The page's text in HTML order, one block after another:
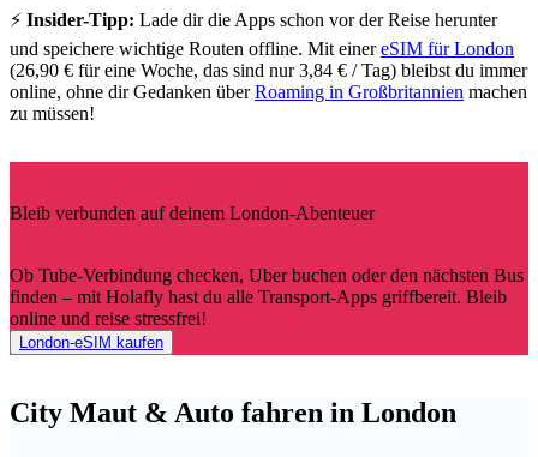
⚡ Insider-Tipp: Lade dir die Apps schon vor der Reise herunter
und speichere wichtige Routen offline. Mit einereSIM für London
(26,90 € für eine Woche, das sind nur 3,84 € / Tag) bleibst du immer
online, ohne dir Gedanken überRoaming in Großbritannien machen
zu müssen!
Bleib verbunden auf deinem London-Abenteuer
Ob Tube-Verbindung checken, Uber buchen oder den nächsten Bus
finden – mit Holafly hast du alle Transport-Apps griffbereit. Bleib
online und reise stressfrei!
London-eSIM kaufen
City Maut & Auto fahren in London